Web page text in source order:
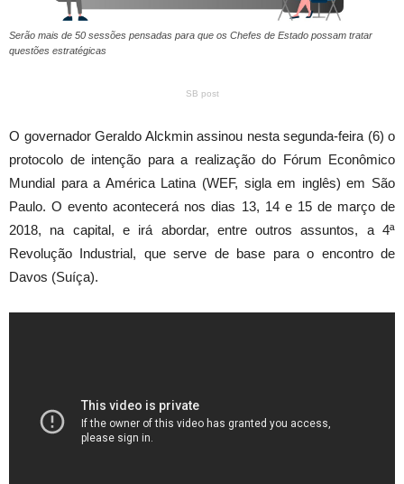
Serão mais de 50 sessões pensadas para que os Chefes de Estado possam tratar
questões estratégicas
SB post
O governador Geraldo Alckmin assinou nesta segunda-feira (6) o
protocolo de intenção para a realização do Fórum Econômico
Mundial para a América Latina (WEF, sigla em inglês) em São
Paulo. O evento acontecerá nos dias 13, 14 e 15 de março de
2018, na capital, e irá abordar, entre outros assuntos, a 4ª
Revolução Industrial, que serve de base para o encontro de
Davos (Suíça).